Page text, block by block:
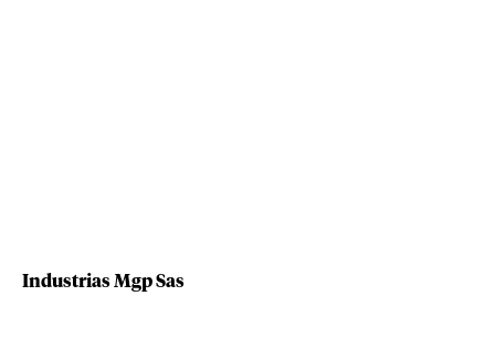
Industrias Mgp Sas